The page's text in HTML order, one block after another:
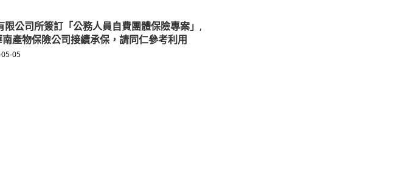
公司所簽訂「公務人員自費團體保險專案」,
產物保險公司接續承保，請同仁參考利用
05